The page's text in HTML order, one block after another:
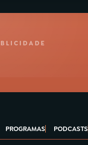
PROGRAMAS PODCASTS